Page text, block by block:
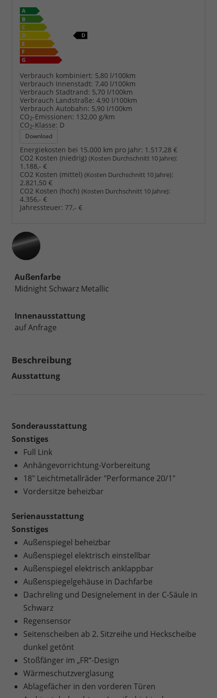
Verbrauch kombiniert: 5,80 l/100km
Verbrauch Innenstadt: 7,40 l/100km
Verbrauch Stadtrand: 5,70 l/100km
Verbrauch Landstraße: 4,90 l/100km
Verbrauch Autobahn: 5,90 l/100km
CO2-Emissionen: 132,00 g/km
CO2-Klasse: D
Download
Energiekosten bei 15.000 km pro Jahr: 1.517,28 €
CO2 Kosten (niedrig) (Kosten Durchschnitt 10 Jahre):
1.188,- €
CO2 Kosten (mittel) (Kosten Durchschnitt 10 Jahre):
2.821,50 €
CO2 Kosten (hoch) (Kosten Durchschnitt 10 Jahre):
4.356,- €
Jahressteuer: 77,- €
Außenfarbe
Midnight Schwarz Metallic
Innenausstattung
auf Anfrage
Beschreibung
Ausstattung
Sonderausstattung
Sonstiges
Full Link
Anhängevorrichtung-Vorbereitung
18" Leichtmetallräder "Performance 20/1"
Vordersitze beheizbar
Serienausstattung
Sonstiges
Außenspiegel beheizbar
Außenspiegel elektrisch einstellbar
Außenspiegel elektrisch anklappbar
Außenspiegelgehäuse in Dachfarbe
Dachreling und Designelement in der C-Säule in
Schwarz
Regensensor
Seitenscheiben ab 2. Sitzreihe und Heckscheibe
dunkel getönt
Stoßfänger im „FR“-Design
Wärmeschutzverglasung
Ablagefächer in den vorderen Türen